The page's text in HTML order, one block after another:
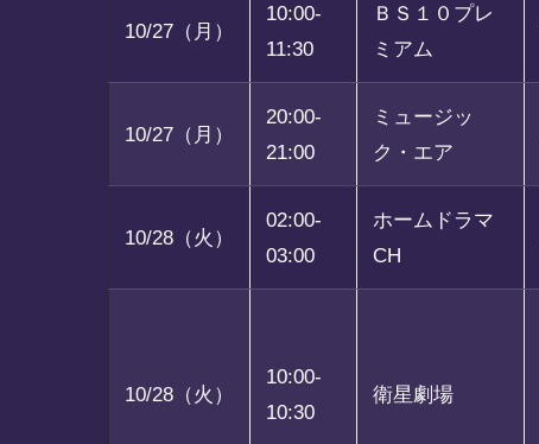
10/27（月）
10:00-
11:30
ＢＳ１０プレ
ミアム
10/27（月）
20:00-
21:00
ミュージッ
ク・エア
10/28（火）
02:00-
03:00
ホームドラマ
CH
10/28（火）
10:00-
10:30
衛星劇場